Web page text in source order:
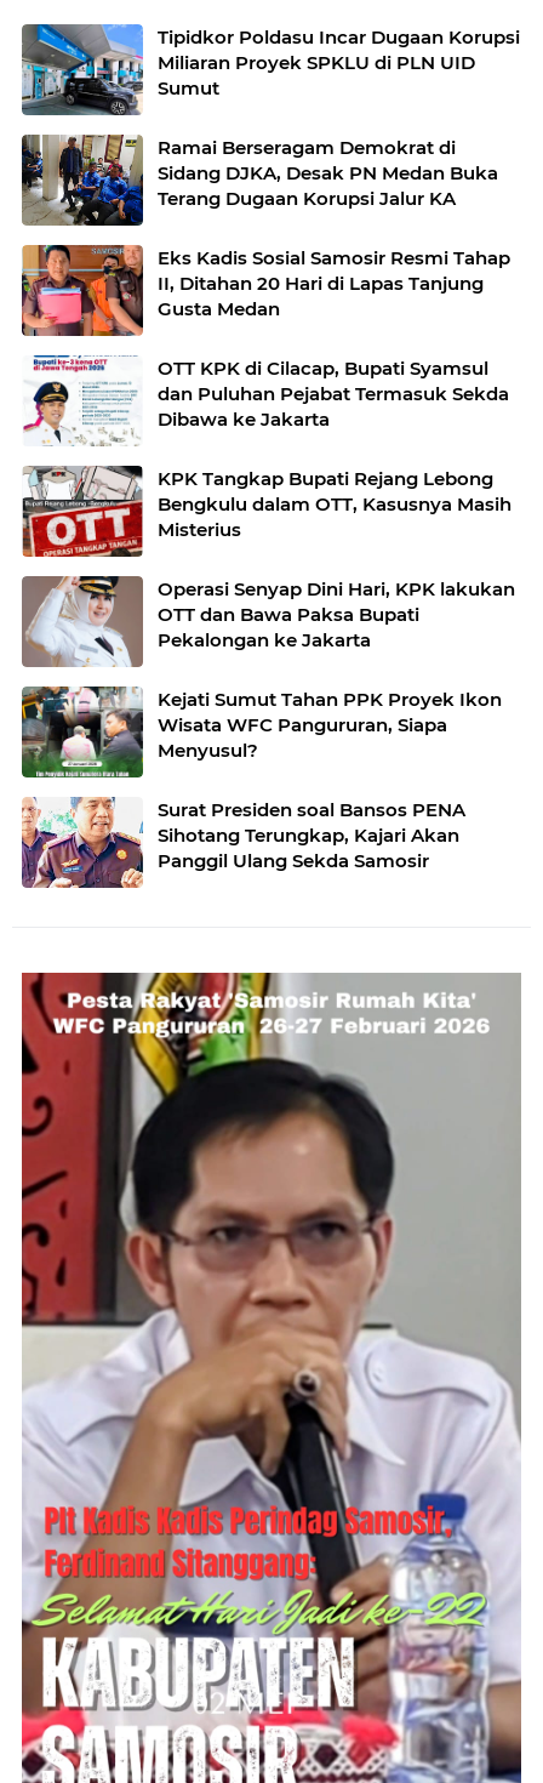
Tipidkor Poldasu Incar Dugaan Korupsi
Miliaran Proyek SPKLU di PLN UID
Sumut
Ramai Berseragam Demokrat di
Sidang DJKA, Desak PN Medan Buka
Terang Dugaan Korupsi Jalur KA
Eks Kadis Sosial Samosir Resmi Tahap
II, Ditahan 20 Hari di Lapas Tanjung
Gusta Medan
OTT KPK di Cilacap, Bupati Syamsul
dan Puluhan Pejabat Termasuk Sekda
Dibawa ke Jakarta
KPK Tangkap Bupati Rejang Lebong
Bengkulu dalam OTT, Kasusnya Masih
Misterius
Operasi Senyap Dini Hari, KPK lakukan
OTT dan Bawa Paksa Bupati
Pekalongan ke Jakarta
Kejati Sumut Tahan PPK Proyek Ikon
Wisata WFC Pangururan, Siapa
Menyusul?
Surat Presiden soal Bansos PENA
Sihotang Terungkap, Kajari Akan
Panggil Ulang Sekda Samosir